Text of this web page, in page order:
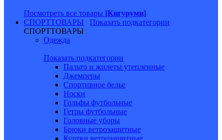
Посмотреть все товары [Кигуруми]
СПОРТТОВАРЫ
Показать подкатегории
СПОРТТОВАРЫ
Одежда
Показать подкатегории
Пальто и жилеты утепленные
Джемперы
Спортивное белье
Носки
Гольфы футбольные
Гетры футбольные
Головные уборы
Брюки ветрозащитные
Куртки ветрозащитные